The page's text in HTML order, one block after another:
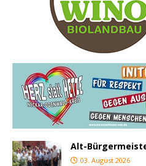
Alt-
03. August 2026